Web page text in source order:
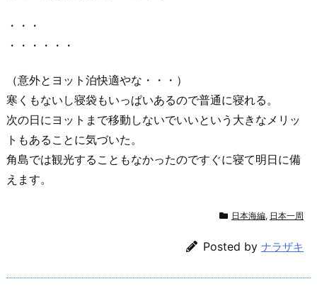
・・・
・・・・・・
（意外とヨット泊快適やな・・・）
寒くもないし寝袋もいっぱいあるので普通に寝れる。
次の日にヨットまで移動しないでいいという大きなメリッ
トもあることに気づいた。
角島では観光することもなかったのですぐに寝て明日に備
えます。
日本海編, 日本一周
Posted by ナラザキ